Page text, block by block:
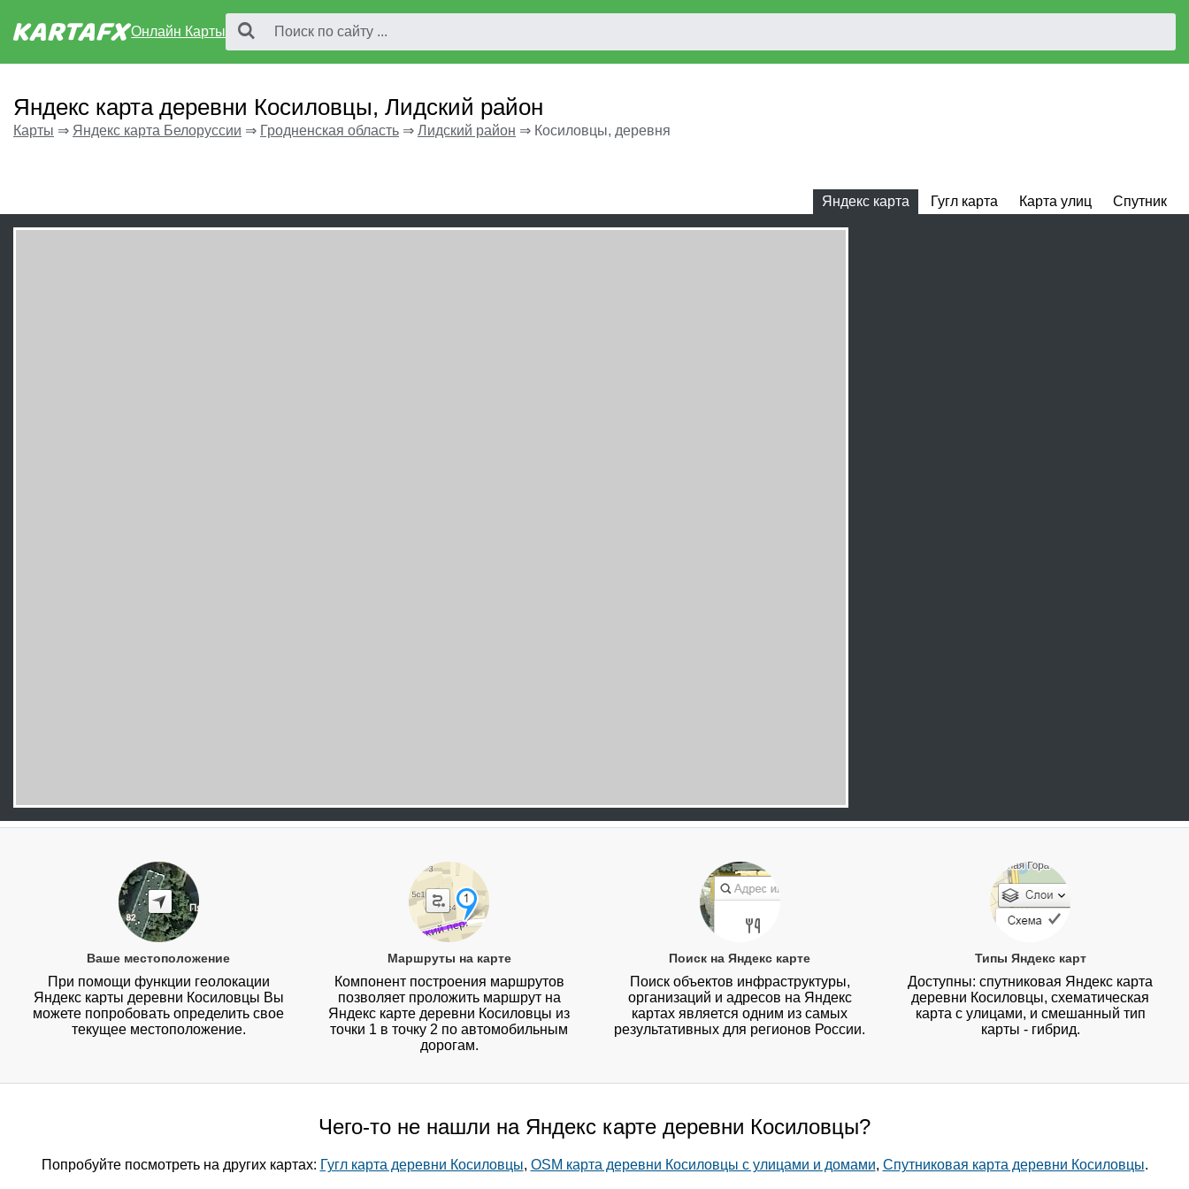
Онлайн Карты
Яндекс карта деревни Косиловцы, Лидский район
Карты ⇒ Яндекс карта Белоруссии ⇒ Гродненская область ⇒ Лидский район ⇒ Косиловцы, деревня
Яндекс карта Гугл карта Карта улиц Спутник
Ваше местоположение
При помощи функции геолокации
Яндекс карты деревни Косиловцы Вы
можете попробовать определить свое
текущее местоположение.
Маршруты на карте
Компонент построения маршрутов
позволяет проложить маршрут на
Яндекс карте деревни Косиловцы из
точки 1 в точку 2 по автомобильным
дорогам.
Поиск на Яндекс карте
Поиск объектов инфраструктуры,
организаций и адресов на Яндекс
картах является одним из самых
результативных для регионов России.
Типы Яндекс карт
Доступны: спутниковая Яндекс карта
деревни Косиловцы, схематическая
карта с улицами, и смешанный тип
карты - гибрид.
Чего-то не нашли на Яндекс карте деревни Косиловцы?
Попробуйте посмотреть на других картах: Гугл карта деревни Косиловцы, OSM карта деревни Косиловцы с улицами и домами, Спутниковая карта деревни Косиловцы.